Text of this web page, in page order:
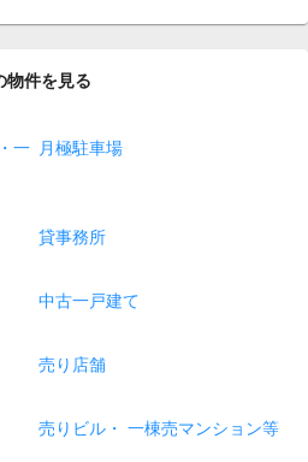
物件を見る
一
月極駐車場
貸事務所
中古一戸建て
売り店舗
売りビル・ 一棟売マンション等